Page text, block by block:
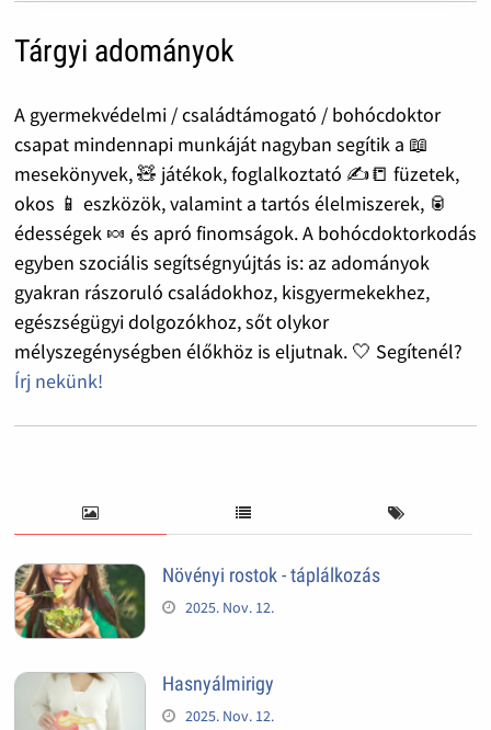
Tárgyi adományok
A gyermekvédelmi / családtámogató / bohócdoktor
csapat mindennapi munkáját nagyban segítik a 📖
mesekönyvek, 🧸 játékok, foglalkoztató ✍️📒 füzetek,
okos 📱 eszközök, valamint a tartós élelmiszerek, 🥫
édességek 🍬 és apró finomságok. A bohócdoktorkodás
egyben szociális segítségnyújtás is: az adományok
gyakran rászoruló családokhoz, kisgyermekekhez,
egészségügyi dolgozókhoz, sőt olykor
mélyszegénységben élőkhöz is eljutnak. 🤍 Segítenél?
Írj nekünk!
Növényi rostok - táplálkozás
2025. Nov. 12.
Hasnyálmirigy
2025. Nov. 12.